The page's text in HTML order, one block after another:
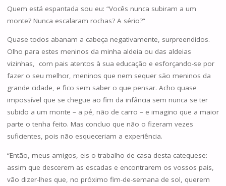
Quem está espantada sou eu: “Vocês nunca subiram a um
monte? Nunca escalaram rochas? A sério?”
Quase todos abanam a cabeça negativamente, surpreendidos.
Olho para estes meninos da minha aldeia ou das aldeias
vizinhas, com pais atentos à sua educação e esforçando-se por
fazer o seu melhor, meninos que nem sequer são meninos da
grande cidade, e fico sem saber o que pensar. Acho quase
impossível que se chegue ao fim da infância sem nunca se ter
subido a um monte – a pé, não de carro – e imagino que a maior
parte o tenha feito. Mas concluo que não o fizeram vezes
suficientes, pois não esqueceriam a experiência.
“Então, meus amigos, eis o trabalho de casa desta catequese:
assim que descerem as escadas e encontrarem os vossos pais,
vão dizer-lhes que, no próximo fim-de-semana de sol, querem